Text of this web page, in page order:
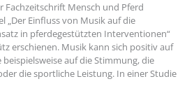
Fachzeitschrift Mensch und Pferd
„Der Einfluss von Musik auf die
in pferdegestützten Interventionen“
erschienen. Musik kann sich positiv auf
auf die Stimmung, die
die sportliche Leistung. In einer Studie